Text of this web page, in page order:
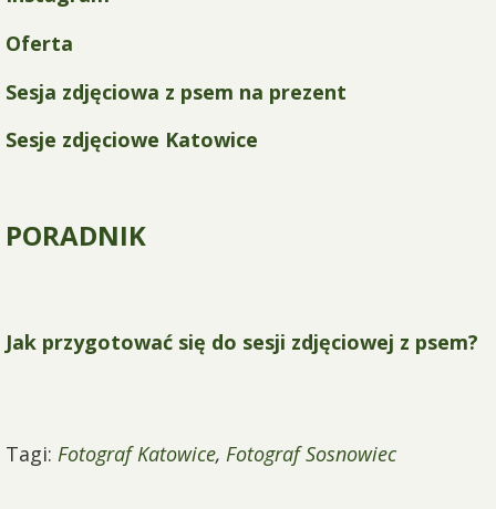
Oferta
Sesja zdjęciowa z psem na prezent
Sesje zdjęciowe Katowice
PORADNIK
Jak przygotować się do sesji zdjęciowej z psem?
Tagi: Fotograf Katowice, Fotograf Sosnowiec